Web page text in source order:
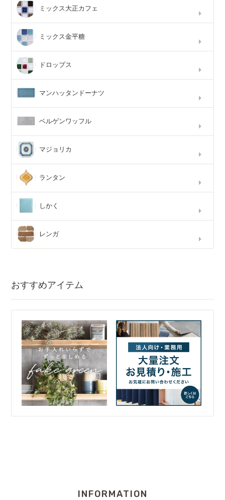
ミックス大正カフェ
ミックス金平糖
ドロップス
マンハッタンドーナツ
ベルゲンワッフル
マジョリカ
ランタン
しかく
レンガ
おすすめアイテム
INFORMATION